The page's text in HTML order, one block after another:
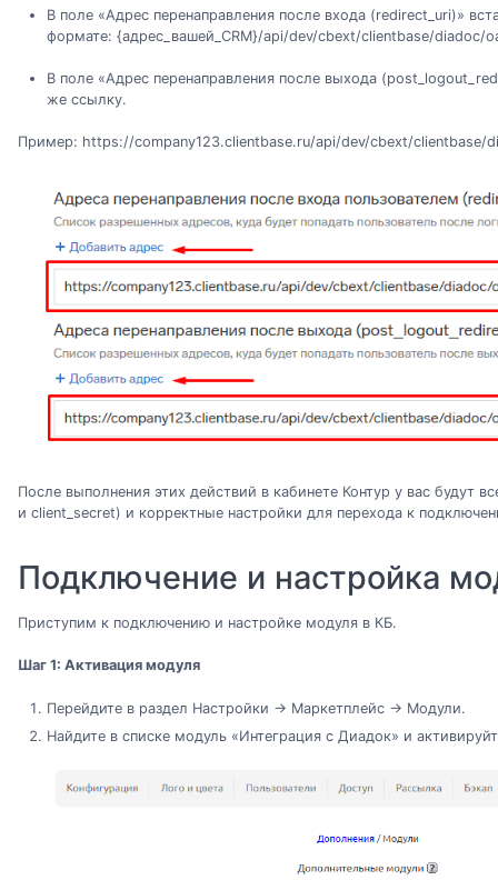
В поле «Адрес перенаправления после входа (redirect_uri)»
формате: {адрес_вашей_CRM}/api/dev/cbext/clientbase/diadoc/
В поле «Адрес перенаправления после выхода
же ссылку.
Пример: https://company123.clientbase.ru/api/dev/cbext/clientbase/
После выполнения этих действий в кабинете Контур у вас будут
и client_secret) и корректные настройки для перехода к
Подключение и настройка
Приступим к подключению и настройке модуля в КБ.
Шаг 1: Активация модуля
Перейдите в раздел Настройки → Маркетплейс → Модули.
Найдите в списке модуль «Интеграция с Диадок» и